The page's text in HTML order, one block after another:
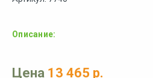
Описание:
Цена 13 465 р.